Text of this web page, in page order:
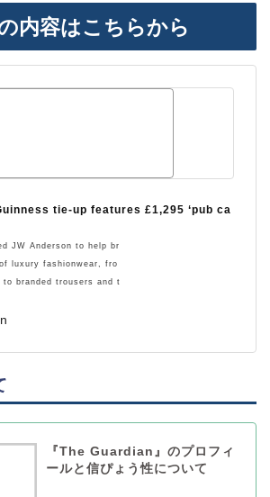
内容はこちらから
tie-up features £1,295 ‘pub ca
JW Anderson to help br
luxury fashionwear, fro
to branded trousers and t
『The Guardian』のプロフィ
ールと信ぴょう性について